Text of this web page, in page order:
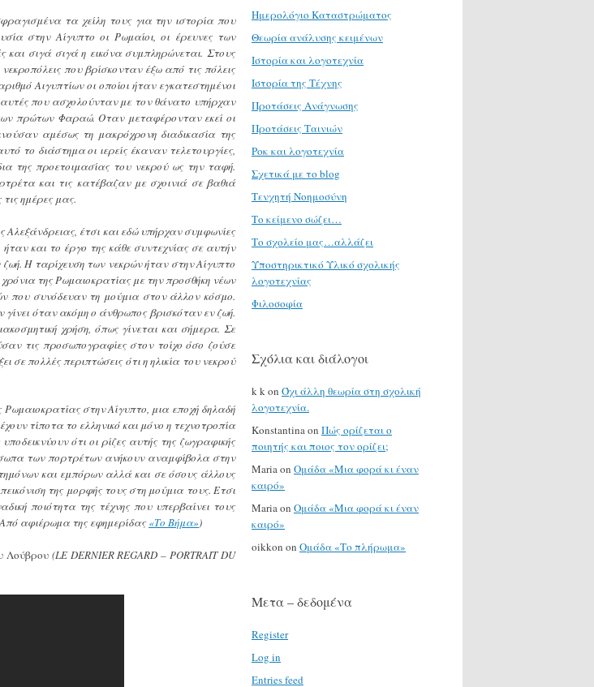
τα χείλη τους για την ιστορία που
στην Αίγυπτο οι Ρωμαίοι, οι έρευνες των
και σιγά σιγά η εικόνα συμπληρώνεται. Στους
που βρίσκονταν έξω από τις πόλεις
Αιγυπτίων οι οποίοι ήταν εγκατεστημένοι
αυτές που ασχολούνταν με τον θάνατο υπήρχαν
πρώτων Φαραώ. Οταν μεταφέρονταν εκεί οι
αμέσως τη μακρόχρονη διαδικασία της
το διάστημα οι ιερείς έκαναν τελετουργίες,
της προετοιμασίας του νεκρού ως την ταφή.
και τις κατέβαζαν με σχοινιά σε βαθιά
ημέρες μας.
έτσι και εδώ υπήρχαν συμφωνίες
και το έργο της κάθε συντεχνίας σε αυτήν
Η ταρίχευση των νεκρών ήταν στην Αίγυπτο
της Ρωμαιοκρατίας με την προσθήκη νέων
που συνόδευαν τη μούμια στον άλλον κόσμο.
όταν ακόμη ο άνθρωπος βρισκόταν εν ζωή.
χρήση, όπως γίνεται και σήμερα. Σε
τις προσωπογραφίες στον τοίχο όσο ζούσε
σε πολλές περιπτώσεις ότι η ηλικία του νεκρού
στην Αίγυπτο, μια εποχή δηλαδή
τίποτα το ελληνικό και μόνο η τεχνοτροπία
ότι οι ρίζες αυτής της ζωγραφικής
των πορτρέτων ανήκουν αναμφίβολα στην
και εμπόρων αλλά και σε όσους άλλους
της μορφής τους στη μούμια τους. Ετσι
ποιότητα της τέχνης που υπερβαίνει τους
αφιέρωμα της εφημερίδας«Το Βήμα»)
Λούβρου (LE DERNIER REGARD – PORTRAIT DU
Ημερολόγιο Καταστρώματος
Θεωρία ανάλυσης κειμένων
Ιστορία και λογοτεχνία
Ιστορία της Τέχνης
Προτάσεις Ανάγνωσης
Προτάσεις Ταινιών
Ροκ και λογοτεχνία
Σχετικά με το blog
Τενχητή Νοημοσύνη
Το κείμενο σώζει…
Το σχολείο μας…αλλάζει
Υποστηρικτικό Υλικό σχολικής
λογοτεχνίας
Φιλοσοφία
Σχόλια και διάλογοι
k kon Όχι άλλη θεωρία στη σχολική
λογοτεχνία.
Konstantinaon Πώς ορίζεται ο
ποιητής και ποιος τον ορίζει;
Mariaon Ομάδα «Μια φορά κι έναν
καιρό»
Mariaon Ομάδα «Μια φορά κι έναν
καιρό»
oikkon on Ομάδα «Το πλήρωμα»
Μετα – δεδομένα
Register
Log in
Entries feed